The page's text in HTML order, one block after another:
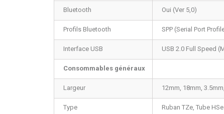
Bluetooth Oui (Ver 5,0)
Profils Bluetooth SPP (Serial Port
Interface USB USB 2.0 Full Speed
Consommables généraux
Largeur 12mm, 18mm,
Type Ruban TZe, Tube HSe